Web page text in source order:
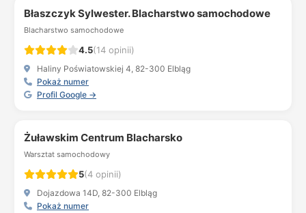
Błaszczyk Sylwester. Blacharstwo samochodowe
Blacharstwo samochodowe
4.5(14 opinii)
Haliny Poświatowskiej 4, 82-300 Elbląg
Pokaż numer
Profil Google →
Żuławskim Centrum Blacharsko
Warsztat samochodowy
5(4 opinii)
Dojazdowa 14D, 82-300 Elbląg
Pokaż numer